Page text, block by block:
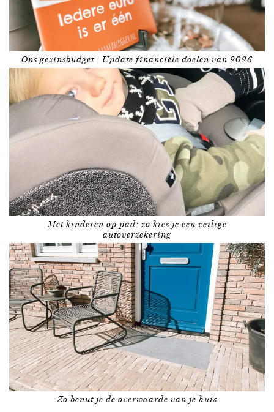
Ons gezinsbudget | Update financiële doelen van 2026
Met kinderen op pad: zo kies je een veilige
autoverzekering
Zo benut je de overwaarde van je huis